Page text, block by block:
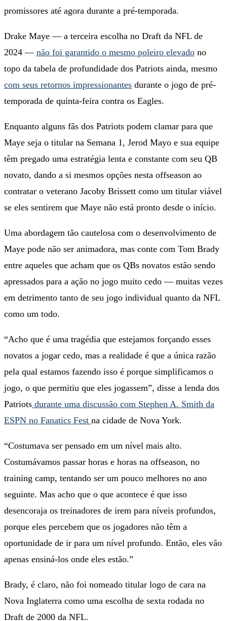
promissores até agora durante a pré-temporada.
Drake Maye — a terceira escolha no Draft da NFL de
2024 — não foi garantido o mesmo poleiro elevado no
topo da tabela de profundidade dos Patriots ainda, mesmo
com seus retornos impressionantes durante o jogo de pré-
temporada de quinta-feira contra os Eagles.
Enquanto alguns fãs dos Patriots podem clamar para que
Maye seja o titular na Semana 1, Jerod Mayo e sua equipe
têm pregado uma estratégia lenta e constante com seu QB
novato, dando a si mesmos opções nesta offseason ao
contratar o veterano Jacoby Brissett como um titular viável
se eles sentirem que Maye não está pronto desde o início.
Uma abordagem tão cautelosa com o desenvolvimento de
Maye pode não ser animadora, mas conte com Tom Brady
entre aqueles que acham que os QBs novatos estão sendo
apressados ​​para a ação no jogo muito cedo — muitas vezes
em detrimento tanto de seu jogo individual quanto da NFL
como um todo.
“Acho que é uma tragédia que estejamos forçando esses
novatos a jogar cedo, mas a realidade é que a única razão
pela qual estamos fazendo isso é porque simplificamos o
jogo, o que permitiu que eles jogassem”, disse a lenda dos
Patriots durante uma discussão com Stephen A. Smith da
ESPN no Fanatics Fest na cidade de Nova York.
“Costumava ser pensado em um nível mais alto.
Costumávamos passar horas e horas na offseason, no
training camp, tentando ser um pouco melhores no ano
seguinte. Mas acho que o que acontece é que isso
desencoraja os treinadores de irem para níveis profundos,
porque eles percebem que os jogadores não têm a
oportunidade de ir para um nível profundo. Então, eles vão
apenas ensiná-los onde eles estão.”
Brady, é claro, não foi nomeado titular logo de cara na
Nova Inglaterra como uma escolha de sexta rodada no
Draft de 2000 da NFL.